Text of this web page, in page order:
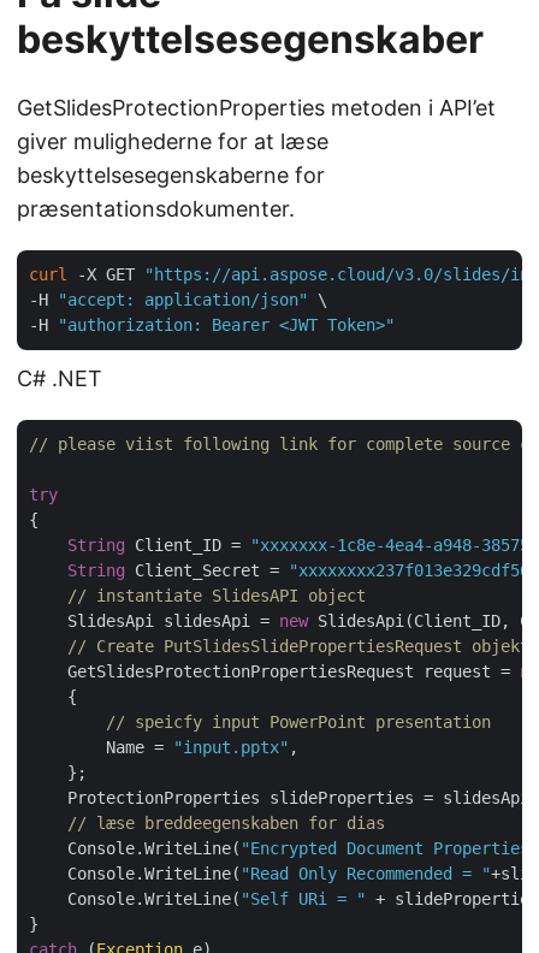
beskyttelsesegenskaber
GetSlidesProtectionProperties metoden i API’et
giver mulighederne for at læse
beskyttelsesegenskaberne for
præsentationsdokumenter.
curl -X GET
"https://api.aspose.cloud/v3.0/slides/
-H
"accept: application/json"
\
-H
"authorization: Bearer <JWT Token>"
C# .NET
// please viist following link for complete source
try
{
String Client_ID =
"xxxxxxx-1c8e-4ea4-a948-
String Client_Secret =
// instantiate SlidesAPI object
    SlidesApi slidesApi =
new SlidesApi(Client_ID,
// Create PutSlidesSlidePropertiesRequest objekt
    GetSlidesProtectionPropertiesRequest request =
    {
// speicfy input PowerPoint presentation
        Name =
"input.pptx" ,
    };
ProtectionProperties slideProperties =
// læse breddeegenskaben for dias
    Console.WriteLine(
"Encrypted Document
    Console.WriteLine(
"Read Only Recommended = "
    Console.WriteLine(
"Self URi = "
+